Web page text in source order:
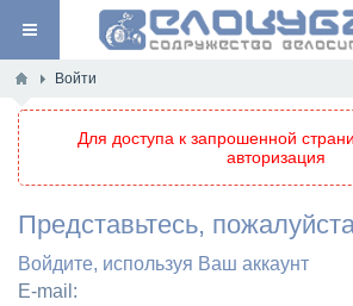
Войти
Для доступа к запрошенной
авторизация
Представьтесь,
Войдите, используя Ваш аккаунт
E-mail: